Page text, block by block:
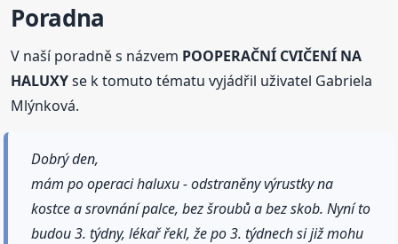
Poradna
V naší poradně s názvem POOPERAČNÍ CVIČENÍ NA
HALUXYse k tomuto tématu vyjádřil uživatel Gabriela
Mlýnková.
Dobrý den,
mám po operaci haluxu - odstraněny výrustky na
kostce a srovnání palce, bez šroubů a bez skob. Nyní to
budou 3. týdny, lékař řekl, že po 3. týdnech si již mohu